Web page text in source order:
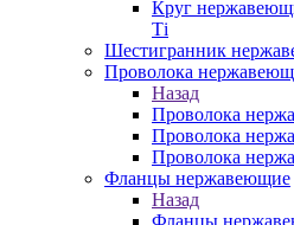
Круг
Тi
Шестигранник
Проволока
Назад
Проволока
Проволока
Проволока
Фланцы нержавеющие
Назад
Фланцы